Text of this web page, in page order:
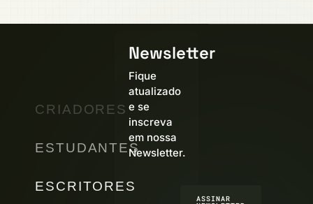
CRIADORES
ESTUDANTES
ESCRITORES
Newsletter
Fique
atualizado
e se
inscreva
em nossa
Newsletter.
ASSINAR